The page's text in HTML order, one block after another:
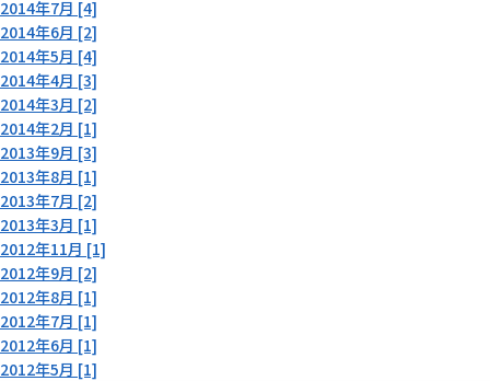
2014年7月 [4]
2014年6月 [2]
2014年5月 [4]
2014年4月 [3]
2014年3月 [2]
2014年2月 [1]
2013年9月 [3]
2013年8月 [1]
2013年7月 [2]
2013年3月 [1]
2012年11月 [1]
2012年9月 [2]
2012年8月 [1]
2012年7月 [1]
2012年6月 [1]
2012年5月 [1]